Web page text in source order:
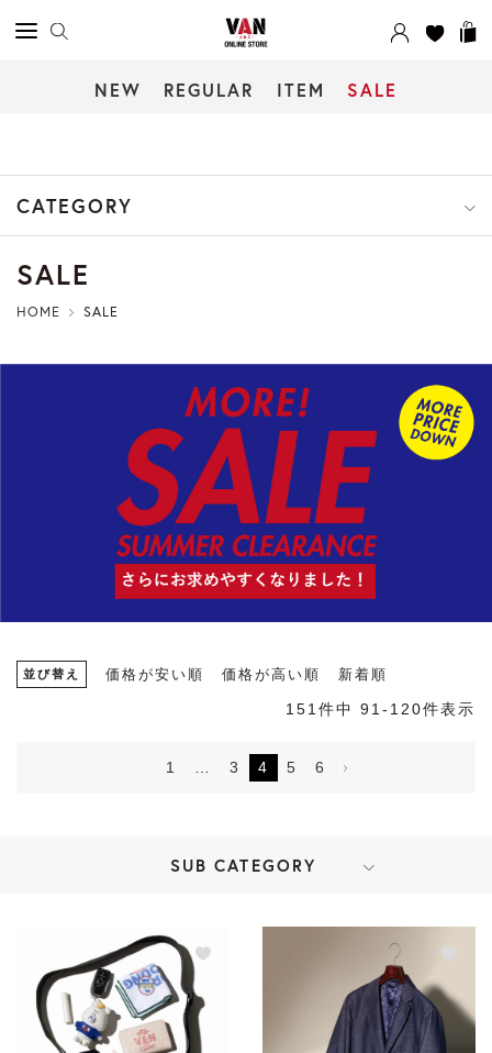
NEW REGULAR ITEM SALE
CATEGORY
SALE
HOME SALE
並び替え 価格が安い順 価格が高い順 新着順
151件中 91- 120件表示
1 3 4 5 6
SUB CATEGORY